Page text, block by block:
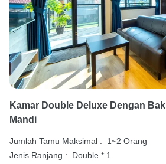
Kamar Double Deluxe Dengan Bak
Mandi
Jumlah Tamu Maksimal :
1~2 Orang
Jenis Ranjang :
Double * 1